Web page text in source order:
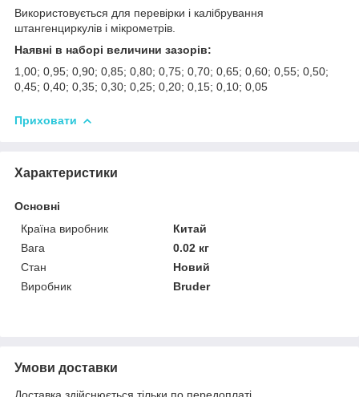
Використовується для перевірки і калібрування
штангенциркулів і мікрометрів.
Наявні в наборі величини зазорів:
1,00; 0,95; 0,90; 0,85; 0,80; 0,75; 0,70; 0,65; 0,60; 0,55; 0,50;
0,45; 0,40; 0,35; 0,30; 0,25; 0,20; 0,15; 0,10; 0,05
Приховати
Характеристики
Основні
Країна виробник
Китай
Вага
0.02 кг
Стан
Новий
Виробник
Bruder
Умови доставки
Доставка здійснюється тільки по передоплаті.